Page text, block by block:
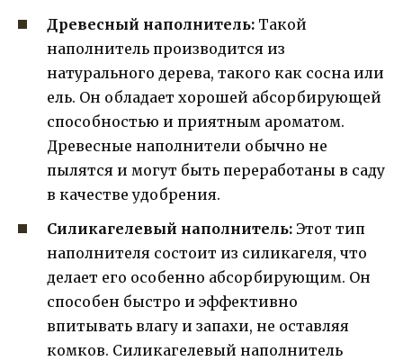
Древесный наполнитель: Такой
наполнитель производится из
натурального дерева, такого как сосна или
ель. Он обладает хорошей абсорбирующей
способностью и приятным ароматом.
Древесные наполнители обычно не
пылятся и могут быть переработаны в саду
в качестве удобрения.
Силикагелевый наполнитель: Этот тип
наполнителя состоит из силикагеля, что
делает его особенно абсорбирующим. Он
способен быстро и эффективно
впитывать влагу и запахи, не оставляя
комков. Силикагелевый наполнитель